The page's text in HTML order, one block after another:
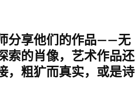
分享他们的作品——无
索的肖像，艺术作品还
，粗犷而真实，或是诗